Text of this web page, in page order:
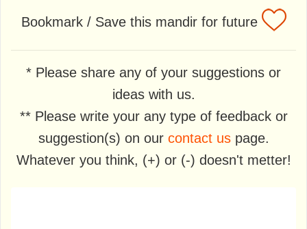
Bookmark / Save this mandir for future
* Please share any of your suggestions or
ideas with us.
** Please write your any type of feedback or
suggestion(s) on our contact uspage.
Whatever you think, (+) or (-) doesn't metter!